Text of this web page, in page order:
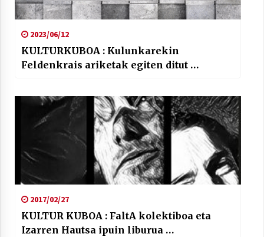
2023/06/12
KULTURKUBOA : Kulunkarekin
Feldenkrais ariketak egiten ditut …
2017/02/27
KULTUR KUBOA : FaltA kolektiboa eta
Izarren Hautsa ipuin liburua …